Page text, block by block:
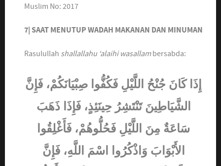
Muslim No: 2017
7| SAAT MENUTUP WADAH MAKANAN DAN MINUMAN
Rasulullah shallallahu ‘alaihi wasallambersabda:
إِذَا كَانَ جُنْحُ اللَّيْلِ فَكُفُّوا صِبْيَانَكُمْ، فَإِنَّ
الشَّيَاطِينَ تَنْتَشِرُ حِينَئِذٍ، فَإِذَا ذَهَبَ
سَاعَةٌ مِنَ اللَّيْلِ فَحُلُّوهُمْ، فَأَغْلِقُوا
الأَبْوَابَ وَاذْكُرُوا اسْمَ اللَّهِ، فَإِنَّ